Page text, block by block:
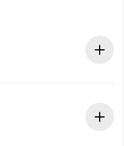
im Voraus.